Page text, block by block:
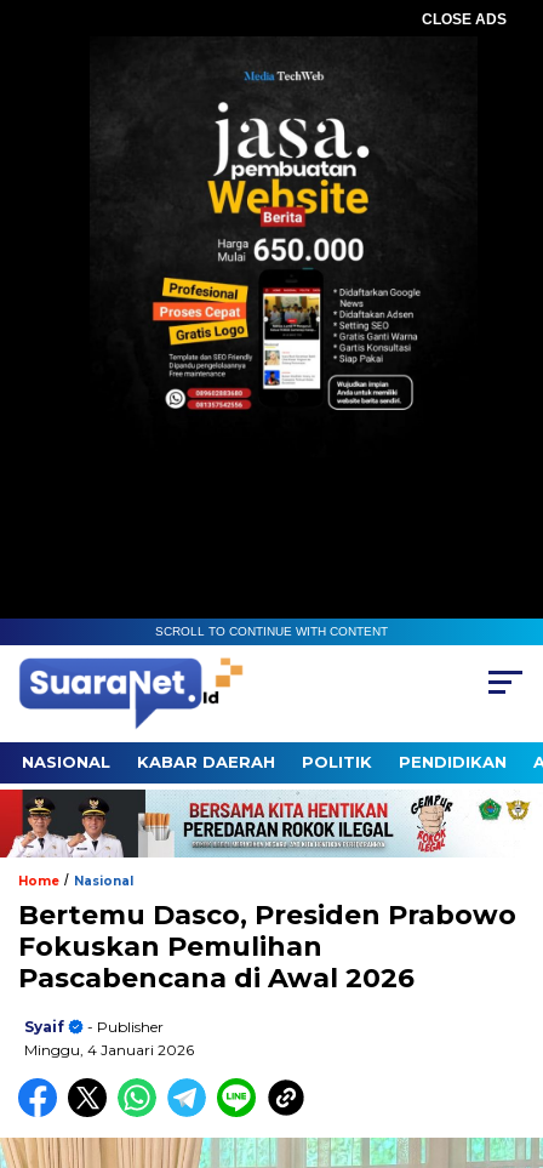
CLOSE ADS
SCROLL TO CONTINUE WITH CONTENT
NASIONAL KABAR DAERAH POLITIK PENDIDIKAN
Home / Nasional
Bertemu Dasco, Presiden Prabowo
Fokuskan Pemulihan
Pascabencana di Awal 2026
Syaif
- Publisher
Minggu, 4 Januari 2026